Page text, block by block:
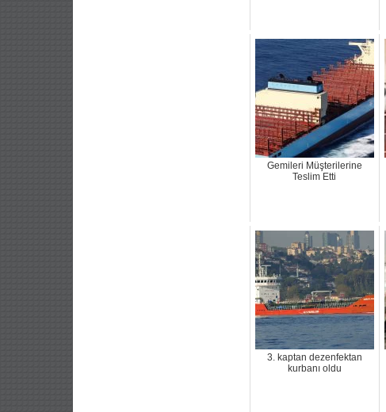
Gemileri Müşterilerine
Teslim Etti
3. kaptan dezenfektan
kurbanı oldu